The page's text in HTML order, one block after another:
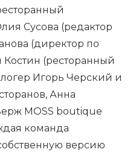
Сусова (редактор
(директор по
(ресторанный
Игорь Черский и
Анна
MOSS boutique
команда
версию